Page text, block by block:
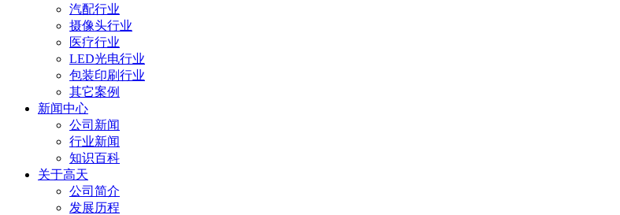
汽配行业
摄像头行业
医疗行业
LED光电行业
包装印刷行业
其它案例
新闻中心
公司新闻
行业新闻
知识百科
关于高天
公司简介
发展历程